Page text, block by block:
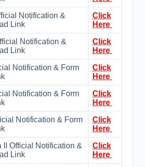
Notification &
Link
Click
Here
Notification &
Link
Click
Here
Notification & Form
Click
Here
Notification & Form
Click
Here
Notification & Form
Click
Here
II Official Notification &
Link
Click
Here